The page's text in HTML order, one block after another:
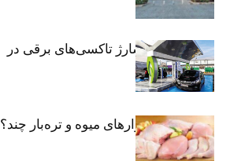
توسعه شبکه شارژ تاکسی‌های برقی در
پایتخت
مرغ تازه در بازارهای میوه و تره‌بار چند؟